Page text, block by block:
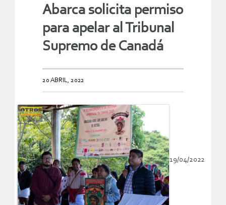
Abarca solicita permiso
para apelar al Tribunal
Supremo de Canadá
20 ABRIL, 2022
19/04/2022